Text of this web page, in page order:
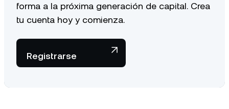
forma a la próxima generación de capital. Crea
tu cuenta hoy y comienza.
Registrarse